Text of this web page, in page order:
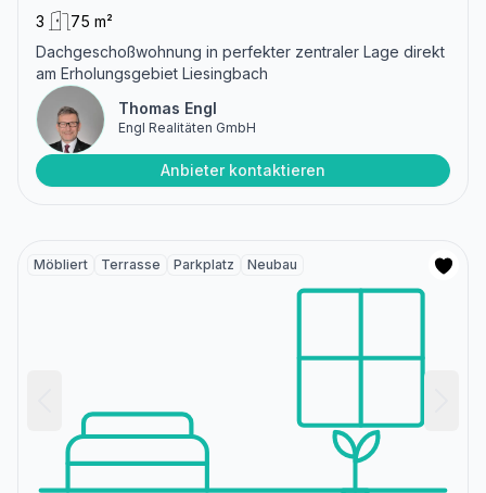
3
75 m²
Dachgeschoßwohnung in perfekter zentraler Lage direkt
am Erholungsgebiet Liesingbach
Thomas Engl
Engl Realitäten GmbH
Anbieter kontaktieren
Möbliert Terrasse Parkplatz Neubau